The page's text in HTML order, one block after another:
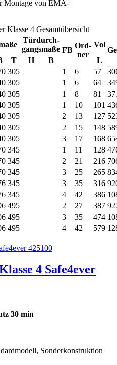
Montage von EMA-
Klasse 4 Gesamtübersicht
Türdurch-
gangsmaße FB
Ord-
ner
Vol
T H B
L
305 1 6 57
305 1 6 64
305 1 8 81
305 1 10 101
305 2 13 127
305 2 15 148
305 3 17 168
345 1 11 128
345 2 21 216
345 3 25 265
345 3 35 316
345 4 42 386
495 2 27 387
495 3 35 474
495 4 42 579
4 Safe4ever
30 min
Sonderkonstruktion